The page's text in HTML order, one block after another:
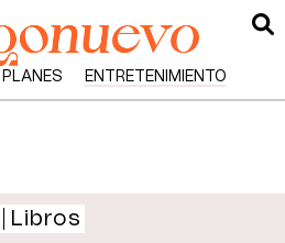
PLANES ENTRETENIMIENTO
Libros